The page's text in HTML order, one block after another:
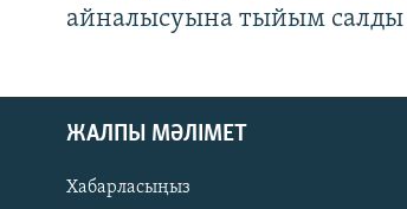
айналысуына тыйым салды
ЖАЛПЫ МӘЛІМЕТ
Хабарласыңыз